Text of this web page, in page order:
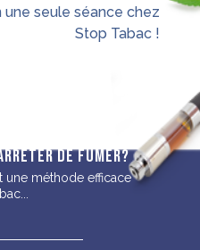
une seule séance chez
Stop Tabac !
de fumer?
une méthode efficace